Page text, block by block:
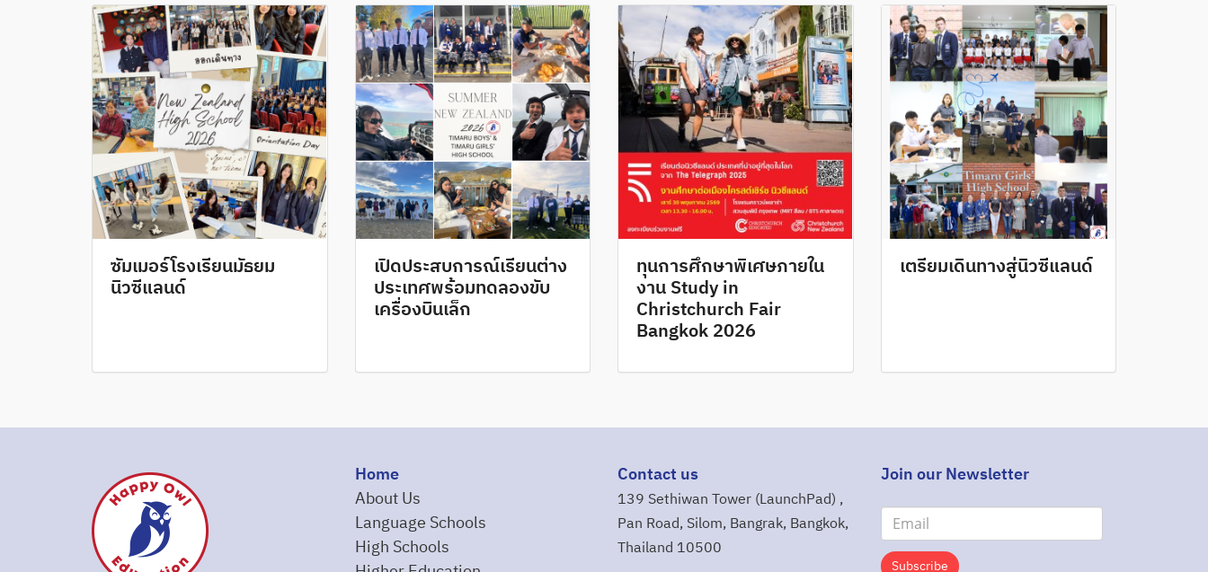
ซัมเมอร์โรงเรียนมัธยม
นิวซีแลนด์
เปิดประสบการณ์เรียนต่าง
ประเทศพร้อมทดลองขับ
เครื่องบินเล็ก
ทุนการศึกษาพิเศษภายใน
งาน Study in
Christchurch Fair
Bangkok 2026
เตรียมเดินทางสู่นิวซีแลนด์
Home
About Us
Language Schools
High Schools
Contact us
139 Sethiwan Tower (LaunchPad) ,
Pan Road, Silom, Bangrak, Bangkok,
Thailand 10500
Join our Newsletter
Subscribe